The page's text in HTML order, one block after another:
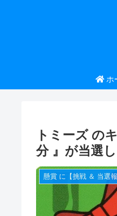
ホ
トミーズ の
分 』が当選
懸賞 に【挑戦 ＆ 当選報